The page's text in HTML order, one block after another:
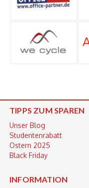
TIPPS ZUM SPAREN
Unser Blog
Studentenrabatt
Ostern 2025
Black Friday
INFORMATION